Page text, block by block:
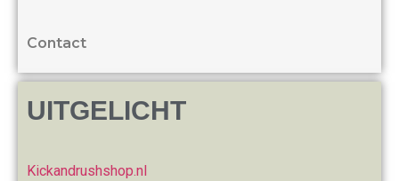
Contact
UITGELICHT
Kickandrushshop.nl